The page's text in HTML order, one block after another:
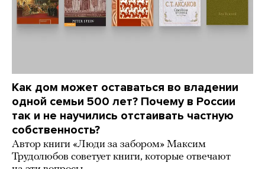
Как дом может оставаться во владении
одной семьи 500 лет? Почему в России
так и не научились отстаивать частную
собственность?
Автор книги «Люди за забором» Максим
Трудолюбов советует книги, которые отвечают